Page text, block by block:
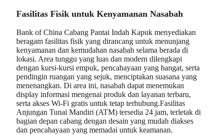
Fasilitas Fisik untuk Kenyamanan Nasabah
Bank of China Cabang Pantai Indah Kapuk menyediakan
beragam fasilitas fisik yang dirancang untuk menunjang
kenyamanan dan kemudahan nasabah selama berada di
lokasi. Area tunggu yang luas dan modern dilengkapi
dengan kursi-kursi empuk, pencahayaan yang hangat, serta
pendingin ruangan yang sejuk, menciptakan suasana yang
menenangkan. Di area ini, nasabah dapat menemukan
display informasi mengenai produk dan layanan terbaru,
serta akses Wi-Fi gratis untuk tetap terhubung.Fasilitas
Anjungan Tunai Mandiri (ATM) tersedia 24 jam, terletak di
bagian depan cabang dengan desain yang mudah diakses
dan pencahayaan yang memadai untuk keamanan.